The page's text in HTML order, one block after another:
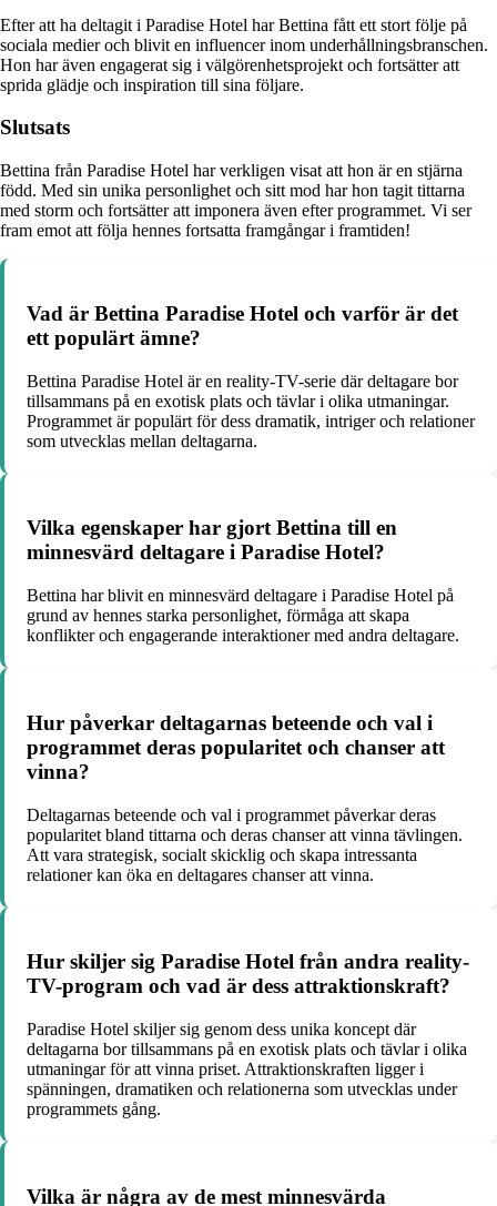
Efter att ha deltagit i Paradise Hotel har Bettina fått ett stort följe på
sociala medier och blivit en influencer inom underhållningsbranschen.
Hon har även engagerat sig i välgörenhetsprojekt och fortsätter att
sprida glädje och inspiration till sina följare.
Slutsats
Bettina från Paradise Hotel har verkligen visat att hon är en stjärna
född. Med sin unika personlighet och sitt mod har hon tagit tittarna
med storm och fortsätter att imponera även efter programmet. Vi ser
fram emot att följa hennes fortsatta framgångar i framtiden!
Vad är Bettina Paradise Hotel och varför är det
ett populärt ämne?
Bettina Paradise Hotel är en reality-TV-serie där deltagare bor
tillsammans på en exotisk plats och tävlar i olika utmaningar.
Programmet är populärt för dess dramatik, intriger och relationer
som utvecklas mellan deltagarna.
Vilka egenskaper har gjort Bettina till en
minnesvärd deltagare i Paradise Hotel?
Bettina har blivit en minnesvärd deltagare i Paradise Hotel på
grund av hennes starka personlighet, förmåga att skapa
konflikter och engagerande interaktioner med andra deltagare.
Hur påverkar deltagarnas beteende och val i
programmet deras popularitet och chanser att
vinna?
Deltagarnas beteende och val i programmet påverkar deras
popularitet bland tittarna och deras chanser att vinna tävlingen.
Att vara strategisk, socialt skicklig och skapa intressanta
relationer kan öka en deltagares chanser att vinna.
Hur skiljer sig Paradise Hotel från andra reality-
TV-program och vad är dess attraktionskraft?
Paradise Hotel skiljer sig genom dess unika koncept där
deltagarna bor tillsammans på en exotisk plats och tävlar i olika
utmaningar för att vinna priset. Attraktionskraften ligger i
spänningen, dramatiken och relationerna som utvecklas under
programmets gång.
Vilka är några av de mest minnesvärda